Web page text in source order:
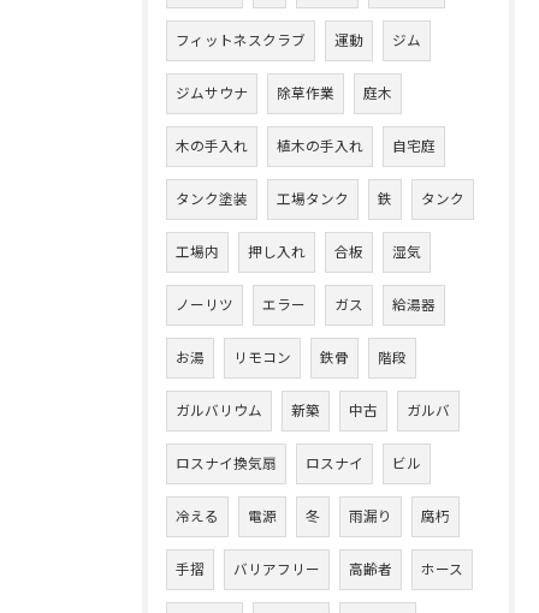
フィットネスクラブ 運動 ジム
ジムサウナ 除草作業 庭木
木の手入れ 植木の手入れ 自宅庭
タンク塗装 工場タンク 鉄 タンク
工場内 押し入れ 合板 湿気
ノーリツ エラー ガス 給湯器
お湯 リモコン 鉄骨 階段
ガルバリウム 新築 中古 ガルバ
ロスナイ換気扇 ロスナイ ビル
冷える 電源 冬 雨漏り 腐朽
手摺 バリアフリー 高齢者 ホース